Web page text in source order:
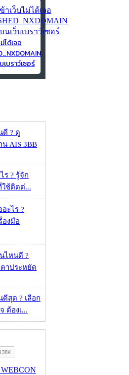
ได้เจอ
บราว์เซอร์
ดี ? ดู
AIS 3BB
ร ? รู้จัก
ช้ติดต่...
ะไร ?
องมือ
ไหนดี ?
าประหยัด
สุด ? เลือก
ต้องเ...
WEBCON